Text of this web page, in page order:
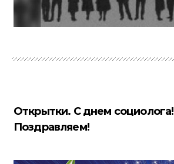
Открытки. С днем социолога!
Поздравляем!